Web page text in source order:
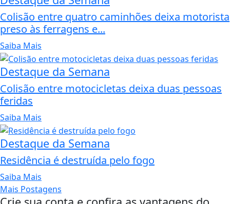
Colisão entre quatro caminhões deixa motorista
preso às ferragens e...
Saiba Mais
Destaque da Semana
Colisão entre motocicletas deixa duas pessoas
feridas
Saiba Mais
Destaque da Semana
Residência é destruída pelo fogo
Saiba Mais
Mais Postagens